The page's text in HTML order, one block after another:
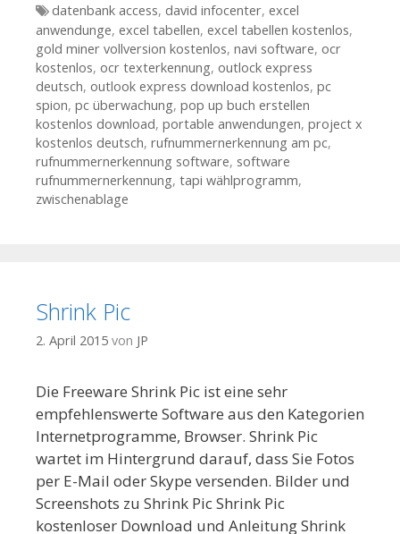
Tags
datenbank access, david infocenter, excel
anwendunge, excel tabellen, excel tabellen kostenlos,
gold miner vollversion kostenlos, navi software, ocr
kostenlos, ocr texterkennung, outlock express
deutsch, outlook express download kostenlos, pc
spion, pc überwachung, pop up buch erstellen
kostenlos download, portable anwendungen, project x
kostenlos deutsch, rufnummernerkennung am pc,
rufnummernerkennung software, software
rufnummernerkennung, tapi wählprogramm,
zwischenablage
Shrink Pic
2. April 2015 von JP
Die Freeware Shrink Pic ist eine sehr
empfehlenswerte Software aus den Kategorien
Internetprogramme, Browser. Shrink Pic
wartet im Hintergrund darauf, dass Sie Fotos
per E-Mail oder Skype versenden. Bilder und
Screenshots zu Shrink Pic Shrink Pic
kostenloser Download und Anleitung Shrink